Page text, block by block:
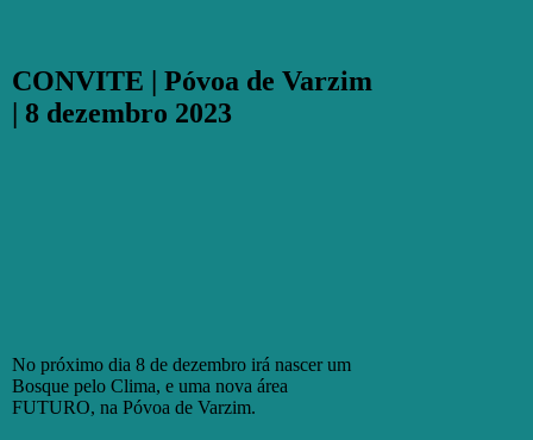
CONVITE | Póvoa de Varzim
| 8 dezembro 2023
No próximo dia 8 de dezembro irá nascer um
Bosque pelo Clima, e uma nova área
FUTURO, na Póvoa de Varzim.